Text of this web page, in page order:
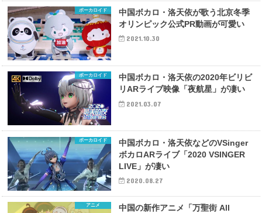
ボーカロイド
中国ボカロ・洛天依が歌う北京冬季
オリンピック公式PR動画が可愛い
2021.10.30
ボーカロイド
中国ボカロ・洛天依の2020年ビリビ
リARライブ映像「夜航星」が凄い
2021.03.07
ボーカロイド
中国ボカロ・洛天依などのVSinger
ボカロARライブ「2020 VSINGER
LIVE」が凄い
2020.08.27
アニメ
中国の新作アニメ「万聖街 All